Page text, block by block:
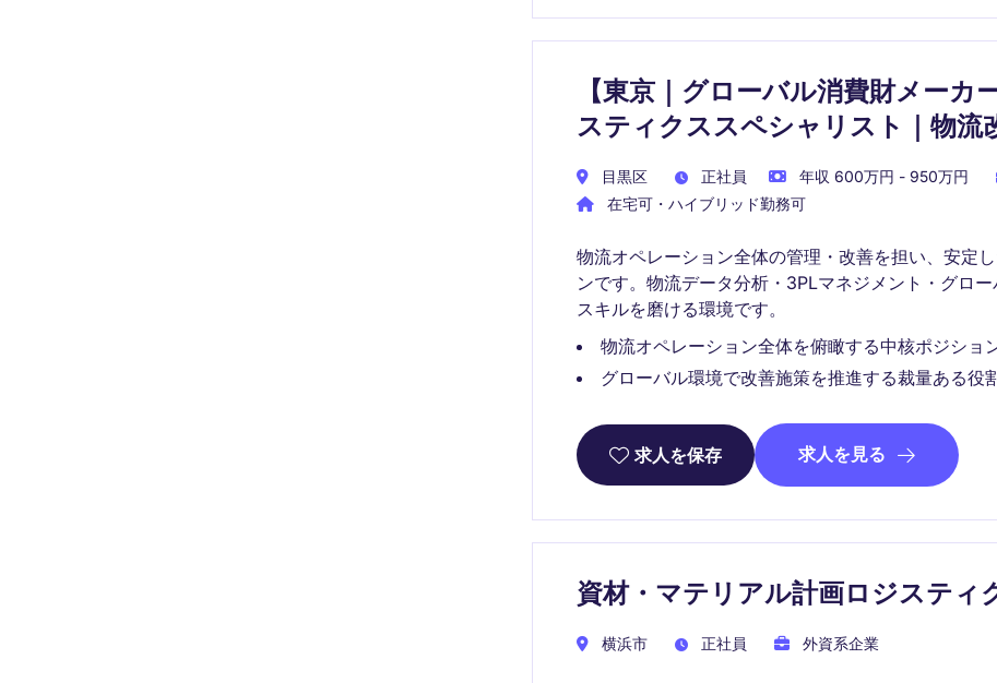
【東京｜グローバル消費財メー
スティクススペシャリスト｜物流
目黒区 正社員 年収 600万円 - 950万円
在宅可・ハイブリッド勤務可
物流オペレーション全体の管理・改善を担い、安定
ンです。物流データ分析・3PLマネジメント・グロ
スキルを磨ける環境です。
物流オペレーション全体を俯瞰する中核ポジショ
グローバル環境で改善施策を推進する裁量ある役
求人を保存 求人を見る
資材・マテリアル計画ロジスティ
横浜市 正社員 外資系企業